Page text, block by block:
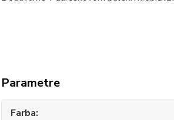
Parametre
Farba